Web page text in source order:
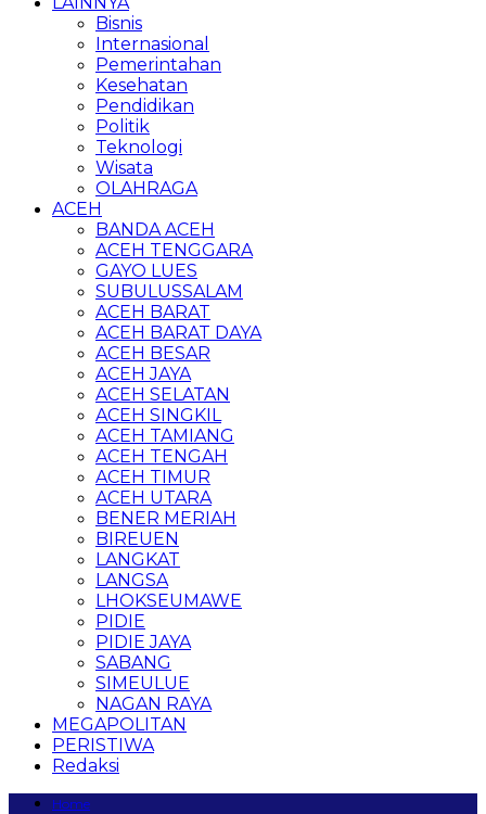
Bisnis
Internasional
Pemerintahan
Kesehatan
Pendidikan
Politik
Teknologi
Wisata
OLAHRAGA
ACEH
BANDA ACEH
ACEH TENGGARA
GAYO LUES
SUBULUSSALAM
ACEH BARAT
ACEH BARAT DAYA
ACEH BESAR
ACEH JAYA
ACEH SELATAN
ACEH SINGKIL
ACEH TAMIANG
ACEH TENGAH
ACEH TIMUR
ACEH UTARA
BENER MERIAH
BIREUEN
LANGKAT
LANGSA
LHOKSEUMAWE
PIDIE
PIDIE JAYA
SABANG
SIMEULUE
NAGAN RAYA
MEGAPOLITAN
PERISTIWA
Redaksi
Home